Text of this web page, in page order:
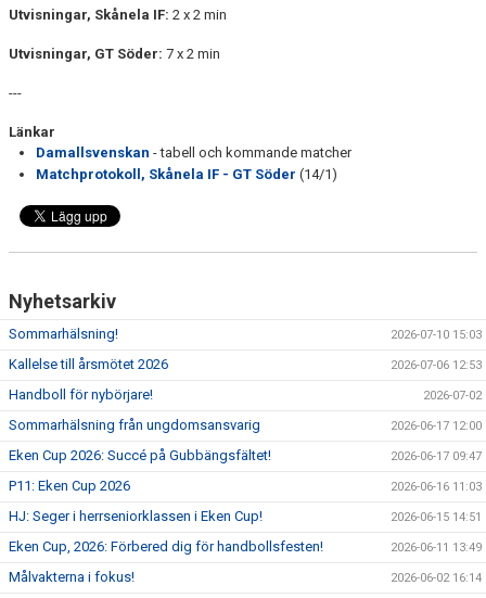
Utvisningar, Skånela IF: 2 x 2 min
Utvisningar, GT Söder: 7 x 2 min
---
Länkar
Damallsvenskan - tabell och kommande matcher
Matchprotokoll, Skånela IF - GT Söder (14/1)
Nyhetsarkiv
Sommarhälsning! 2026-07-10 15:03
Kallelse till årsmötet 2026 2026-07-06 12:53
Handboll för nybörjare! 2026-07-02
Sommarhälsning från ungdomsansvarig 2026-06-17 12:00
Eken Cup 2026: Succé på Gubbängsfältet! 2026-06-17 09:47
P11: Eken Cup 2026 2026-06-16 11:03
HJ: Seger i herrseniorklassen i Eken Cup! 2026-06-15 14:51
Eken Cup, 2026: Förbered dig för handbollsfesten! 2026-06-11 13:49
Målvakterna i fokus! 2026-06-02 16:14